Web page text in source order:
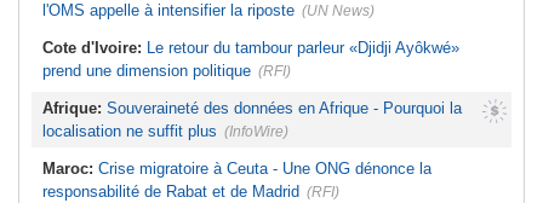
l'OMS appelle à intensifier la riposte (UN News)
Cote d'Ivoire: Le retour du tambour parleur «Djidji Ayôkwé»
prend une dimension politique (RFI)
Afrique: Souveraineté des données en Afrique - Pourquoi la
localisation ne suffit plus (InfoWire)
Maroc: Crise migratoire à Ceuta - Une ONG dénonce la
responsabilité de Rabat et de Madrid (RFI)